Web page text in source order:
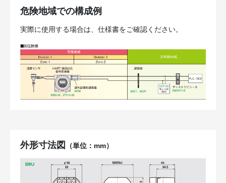
危険地域での構成例
実際に使用する場合は、仕様書をご確認ください。
外形寸法図 （単位：mm）